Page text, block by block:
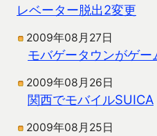
レベーター脱出2変更
2009年08月27日
モバゲータウンがゲ
2009年08月26日
関西でモバイルSUICA
2009年08月25日